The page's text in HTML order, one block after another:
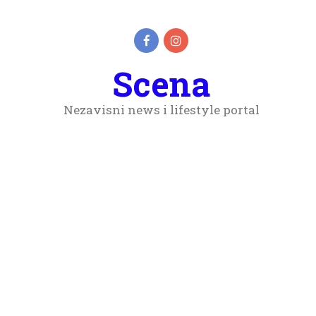
Scena
Nezavisni news i lifestyle portal